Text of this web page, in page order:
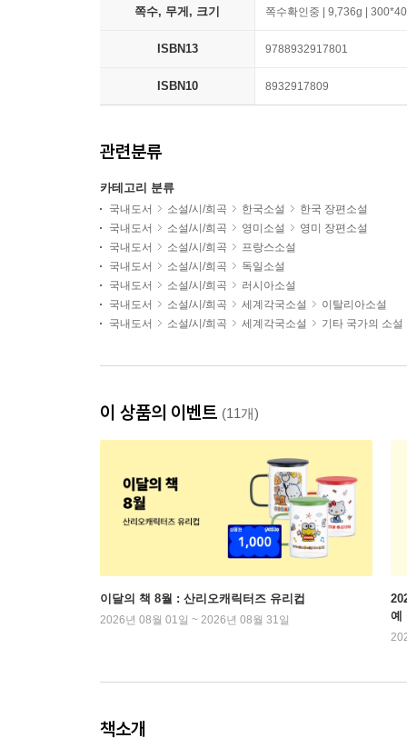
쪽수, 무게, 크기 쪽수확인중 | 9,736g |
ISBN13 9788932917801
ISBN10 8932917809
관련분류
카테고리 분류
국내도서 소설/시/희곡 한국소설
한국 장편소설
국내도서
소설/시/희곡 영미소설
영미 장편소설
국내도서
소설/시/희곡
프랑스소설
국내도서
소설/시/희곡
독일소설
국내도서
소설/시/희곡
러시아소설
국내도서
소설/시/희곡 세계각국소설
이탈리아소설
국내도서
소설/시/희곡 세계각국소설 기타 국가의 소설
이 상품의 이벤트 (11개)
이달의 책 8월 : 산리오캐릭터즈 유리컵
2026년 08월 01일 ~ 2026년 08월 31일
예
책소개